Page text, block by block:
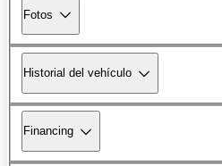
Fotos
Historial del vehículo
Financing